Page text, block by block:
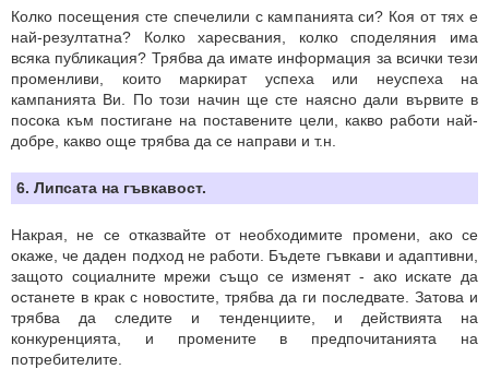
Колко посещения сте спечелили с кампaнията си? Коя от тях е
най-резултатна? Колко харесвания, колко споделяния има
всяка публикация? Трябва да имате информация за всички тези
променливи, които маркират успеха или неуспеха на
кампанията Ви. По този начин ще сте наясно дали вървите в
посока към постигане на поставените цели, какво работи най-
добре, какво още трябва да се направи и т.н.
6. Липсата на гъвкавост.
Накрая, не се отказвайте от необходимите промени, ако се
окаже, че даден подход не работи. Бъдете гъвкави и адаптивни,
защото социалните мрежи също се изменят - ако искате да
останете в крак с новостите, трябва да ги последвате. Затова и
трябва да следите и тенденциите, и действията на
конкуренцията, и промените в предпочитанията на
потребителите.